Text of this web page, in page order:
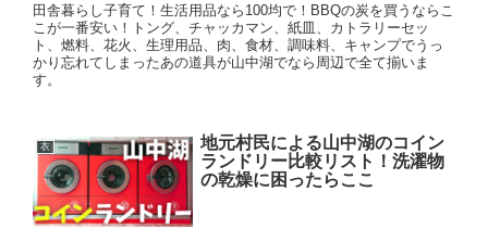
田舎暮らし子育て！生活用品なら100均で！BBQの炭を買うならこ
こが一番安い！トング、チャッカマン、紙皿、カトラリーセッ
ト、燃料、花火、生理用品、肉、食材、調味料、キャンプでうっ
かり忘れてしまったあの道具が山中湖でなら周辺で全て揃いま
す。
衣
地元村民による山中湖のコイン
ランドリー比較リスト！洗濯物
の乾燥に困ったらここ